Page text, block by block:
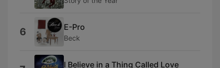
6 E-Pro
Beck
I Believe in a Thing Called Love